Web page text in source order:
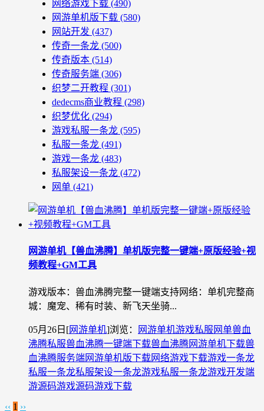
网络游戏下载 (490)
网游单机版下载 (580)
网站开发 (437)
传奇一条龙 (500)
传奇版本 (514)
传奇服务端 (306)
织梦二开教程 (301)
dedecms商业教程 (298)
织梦优化 (294)
游戏私服一条龙 (595)
私服一条龙 (491)
游戏一条龙 (483)
私服架设一条龙 (472)
网单 (421)
网游单机【兽血沸腾】单机版完整一键端+原版经验+视
频教程+GM工具
游戏版本：兽血沸腾完整一键端支持网络：单机完整商
城：魔宠、稀有时装、新飞天坐骑...
05月26日 [网游单机]浏览： 网游单机游戏私服 网单兽血
沸腾私服兽血沸腾一键端下载兽血沸腾网游单机下载兽
血沸腾服务端网游单机版下载网络游戏下载游戏一条龙
私服一条龙私服架设一条龙游戏私服一条龙游戏开发端
游源码游戏源码游戏下载
‹‹ 1 ››